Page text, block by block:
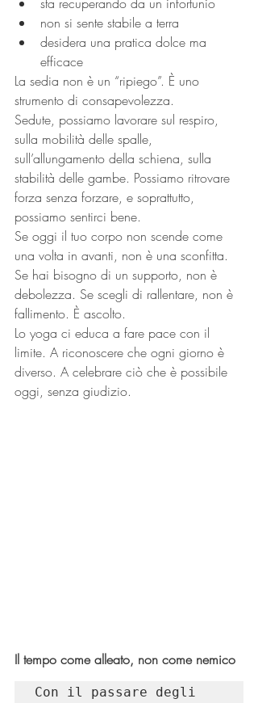
non si sente stabile a terra
desidera una pratica dolce ma
efficace
La sedia non è un “ripiego”. È uno
strumento di consapevolezza.
Sedute, possiamo lavorare sul respiro,
sulla mobilità delle spalle,
sull’allungamento della schiena, sulla
stabilità delle gambe. Possiamo ritrovare
forza senza forzare, e soprattutto,
possiamo sentirci bene.
Se oggi il tuo corpo non scende come
una volta in avanti, non è una sconfitta.
Se hai bisogno di un supporto, non è
debolezza. Se scegli di rallentare, non è
fallimento. È ascolto.
Lo yoga ci educa a fare pace con il
limite. A riconoscere che ogni giorno è
diverso. A celebrare ciò che è possibile
oggi, senza giudizio.
Il tempo come alleato, non come nemico
Con il passare degli